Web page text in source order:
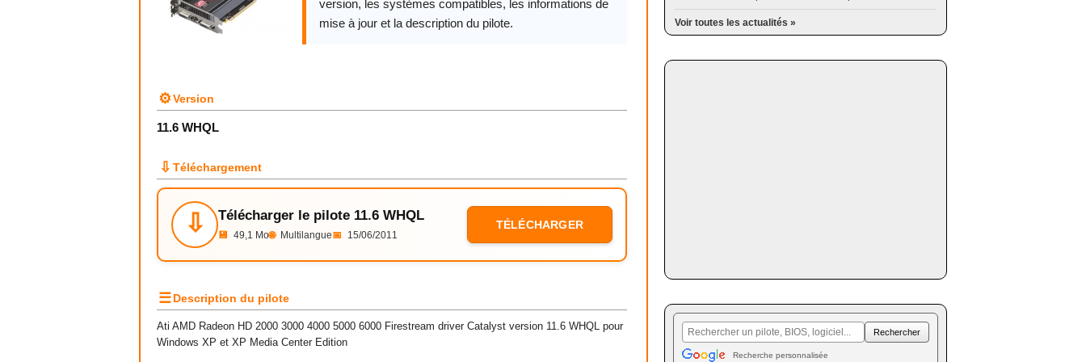
version, les systèmes compatibles, les informations de
mise à jour et la description du pilote.
⚙Version
11.6 WHQL
⇩ Téléchargement
⇩ Télécharger le pilote 11.6 WHQL
💾 49,1 Mo🌐 Multilangue📅 15/06/2011
TÉLÉCHARGER
☰Description du pilote
Ati AMD Radeon HD 2000 3000 4000 5000 6000 Firestream driver Catalyst version 11.6 WHQL pour
Windows XP et XP Media Center Edition
Voir toutes les actualités »
Recherche personnalisée